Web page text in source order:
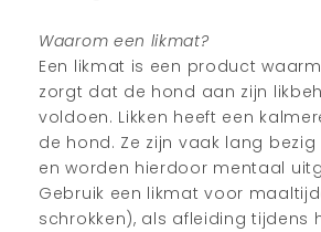
Waarom een likmat?
Een likmat is een product
zorgt dat de hond aan zijn
voldoen. Likken heeft een
de hond. Ze zijn vaak lang
en worden hierdoor mentaal
Gebruik een likmat voor
schrokken), als afleiding tijdens